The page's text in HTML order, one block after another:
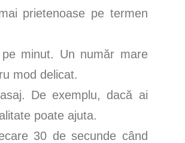
prietenoase pe termen
minut. Un număr mare
mod delicat.
De exemplu, dacă ai
poate ajuta.
30 de secunde când